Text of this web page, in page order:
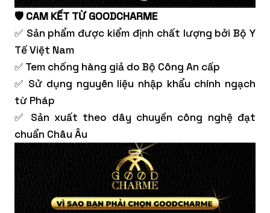
🛡️ CAM KẾT TỪ GOODCHARME
✅ Sản phẩm được kiểm định chất lượng bởi Bộ Y
Tế Việt Nam
✅ Tem chống hàng giả do Bộ Công An cấp
✅ Sử dụng nguyên liệu nhập khẩu chính ngạch
từ Pháp
✅ Sản xuất theo dây chuyền công nghệ đạt
chuẩn Châu Âu